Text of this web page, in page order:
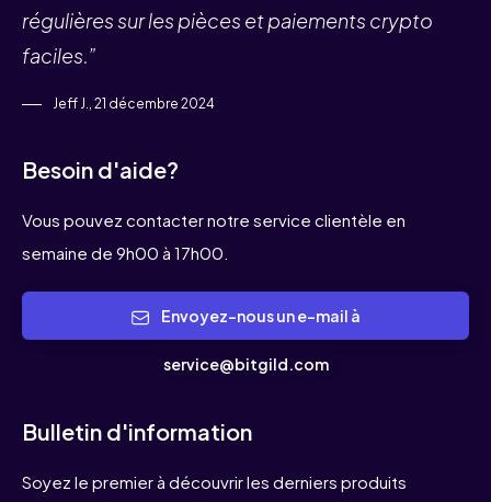
régulières sur les pièces et paiements crypto
faciles.”
Jeff J., 21 décembre 2024
Besoin d'aide?
Vous pouvez contacter notre service clientèle en
semaine de 9h00 à 17h00.
service@bitgild.com
Bulletin d'information
Soyez le premier à découvrir les derniers produits